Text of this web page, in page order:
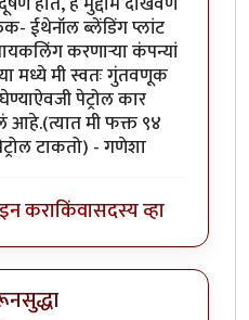
ईथेनॉल ब्लेंडिंग प्लांट
करणाऱ्या कंपन्यां
मध्ये मी स्वतः गुंतवणूक
पेट्रोल कार
आहे.(त्यात मी फक्त ९४
टाकतो) - गणेशा
कराकिंवासदस्य व्हा